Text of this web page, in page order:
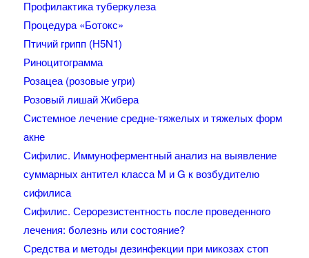
Профилактика туберкулеза
Процедура «Ботокс»
Птичий грипп (H5N1)
Риноцитограмма
Розацеа (розовые угри)
Розовый лишай Жибера
Системное лечение средне-тяжелых и тяжелых форм
акне
Сифилис. Иммуноферментный анализ на выявление
суммарных антител класса M и G к возбудителю
сифилиса
Сифилис. Серорезистентность после проведенного
лечения: болезнь или состояние?
Средства и методы дезинфекции при микозах стоп